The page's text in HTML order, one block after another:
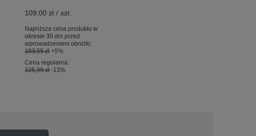
109,00 zł / szt.
Najniższa cena produktu w
okresie 30 dni przed
wprowadzeniem obniżki:
103,55 zł +5%
Cena regularna:
125,99 zł -13%